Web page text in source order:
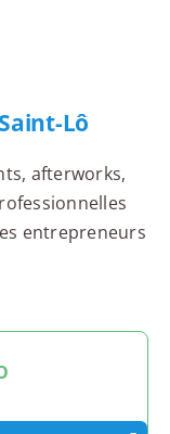
Lô
afterworks,
entrepreneurs